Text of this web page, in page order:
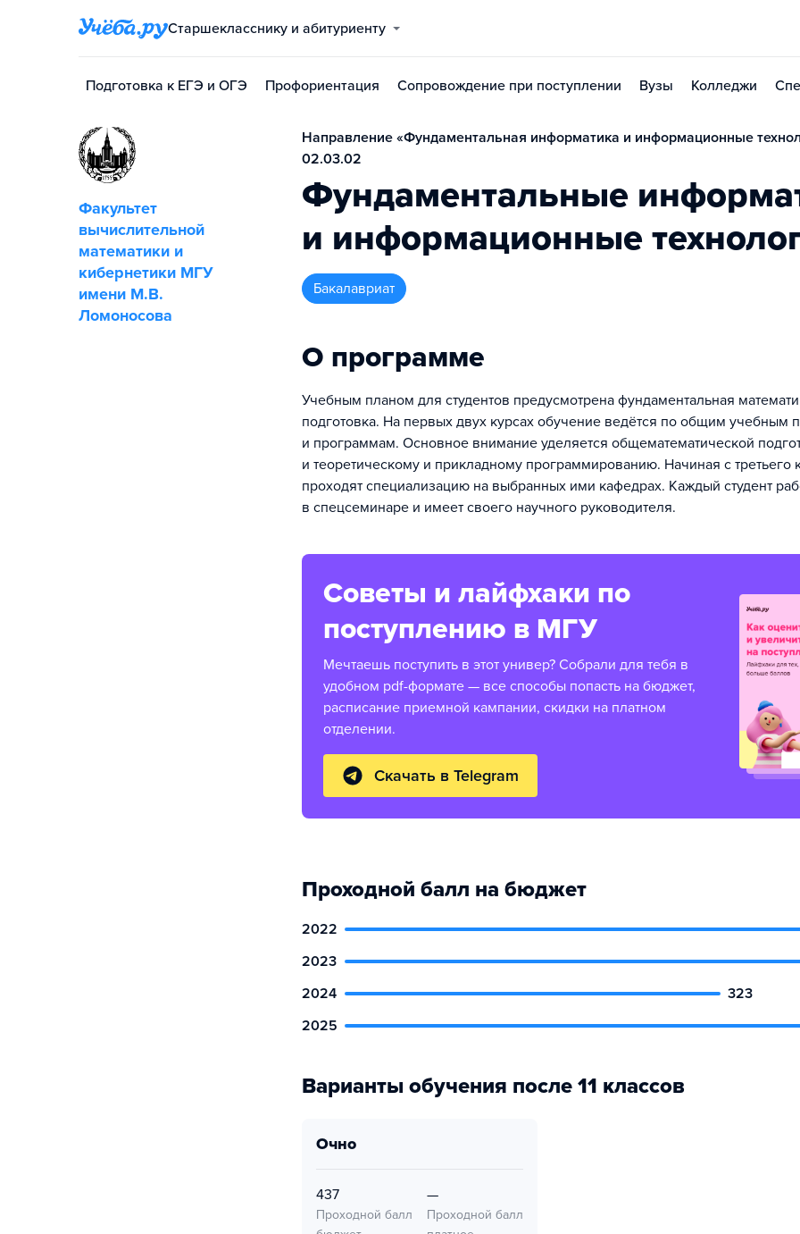
Старшекласснику и абитуриенту
Подготовка к ЕГЭ и ОГЭ Профориентация Сопровождение при поступлении Вузы Колледжи
Факультет
вычислительной
математики и
кибернетики МГУ
имени М.В.
Ломоносова
Направление «Фундаментальная информатика и информационные
02.03.02
Фундаментальные
и информационные
бакалавриат
О программе
Учебным планом для студентов предусмотрена фундаментальная
подготовка. На первых двух курсах обучение ведётся по общим учебным
и программам. Основное внимание уделяется общематематической
и теоретическому и прикладному программированию. Начиная с третьего
проходят специализацию на выбранных ими кафедрах. Каждый студент
в спецсеминаре и имеет своего научного руководителя.
Советы и лайфхаки по
поступлению в МГУ
Мечтаешь поступить в этот универ? Собрали для тебя в
удобном pdf-формате — все способы попасть на бюджет,
расписание приемной кампании, скидки на платном
отделении.
Скачать в Telegram
Проходной балл на бюджет
2022
2023
2024
323
2025
Варианты обучения после 11 классов
очно
437
Проходной балл
—
Проходной балл